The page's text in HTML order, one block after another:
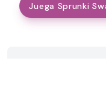
Juega Sprunki